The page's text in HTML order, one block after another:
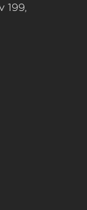
199,